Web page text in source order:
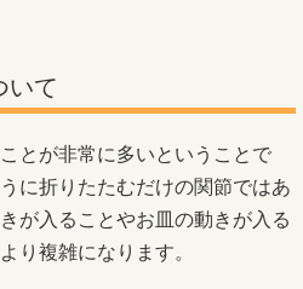
いて
とが非常に多いということで
に折りたたむだけの関節ではあ
が入ることやお皿の動きが入る
り複雑になります。